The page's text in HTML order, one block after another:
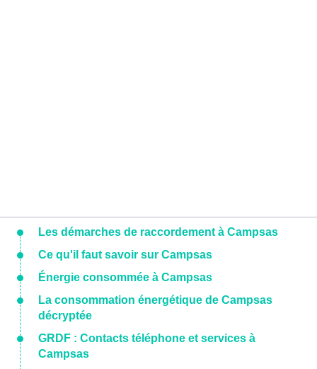
Les démarches de raccordement à Campsas
Ce qu'il faut savoir sur Campsas
Énergie consommée à Campsas
La consommation énergétique de Campsas
décryptée
GRDF : Contacts téléphone et services à
Campsas